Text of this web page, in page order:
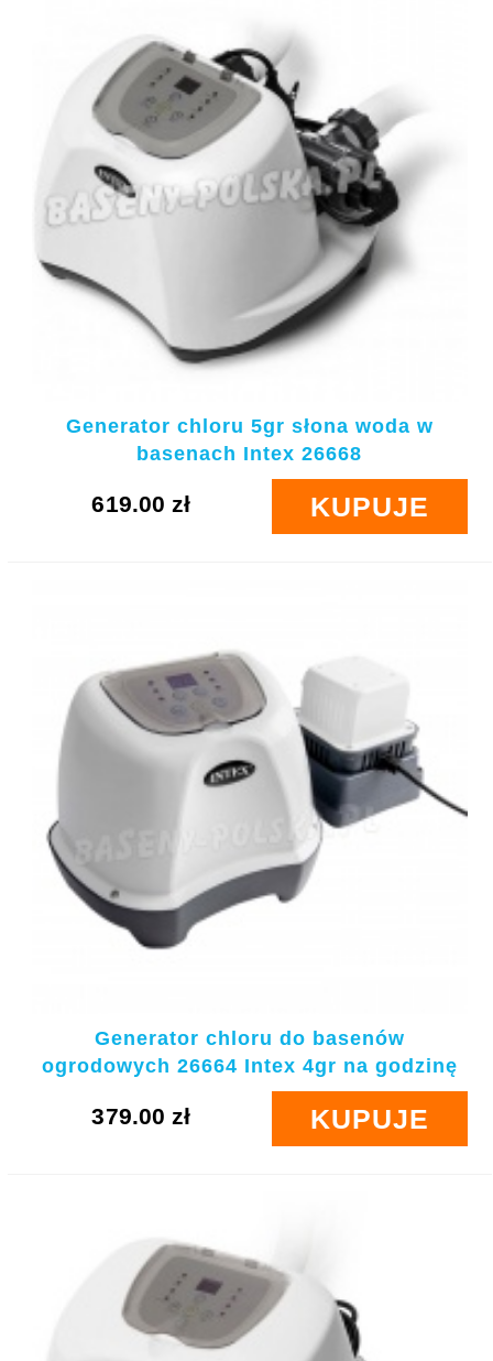
Generator chloru 5gr słona woda w
basenach Intex 26668
KUPUJE
619.00 zł
Generator chloru do basenów
ogrodowych 26664 Intex 4gr na godzinę
KUPUJE
379.00 zł